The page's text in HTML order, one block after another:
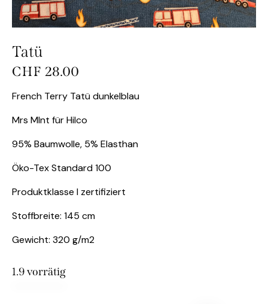
Tatü
CHF 28.00
French Terry Tatü dunkelblau
Mrs MInt für Hilco
95% Baumwolle, 5% Elasthan
Öko-Tex Standard 100
Produktklasse I zertifiziert
Stoffbreite: 145 cm
Gewicht: 320 g/m2
1.9 vorrätig